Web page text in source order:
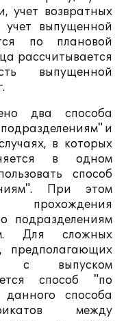
учет возвратных
учет выпущенной
по плановой
рассчитывается
выпущенной
два способа
и
в которых
в одном
способ
При этом
прохождения
подразделениям
Для сложных
предполагающих
с выпуском
способ "по
способа
между